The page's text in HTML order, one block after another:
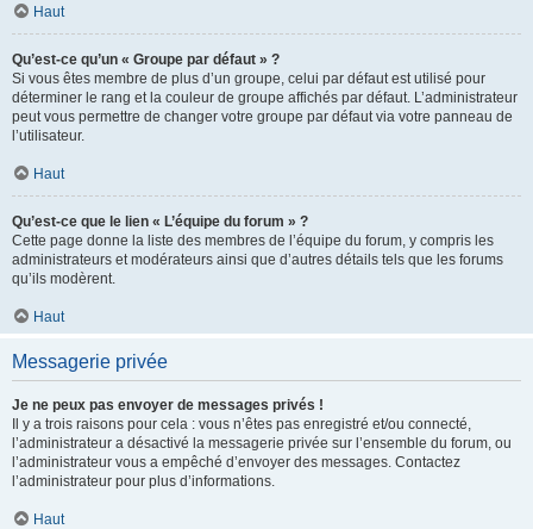
Haut
Qu’est-ce qu’un « Groupe par défaut » ?
Si vous êtes membre de plus d’un groupe, celui par défaut est utilisé pour
déterminer le rang et la couleur de groupe affichés par défaut. L’administrateur
peut vous permettre de changer votre groupe par défaut via votre panneau de
l’utilisateur.
Haut
Qu’est-ce que le lien « L’équipe du forum » ?
Cette page donne la liste des membres de l’équipe du forum, y compris les
administrateurs et modérateurs ainsi que d’autres détails tels que les forums
qu’ils modèrent.
Haut
Messagerie privée
Je ne peux pas envoyer de messages privés !
Il y a trois raisons pour cela : vous n’êtes pas enregistré et/ou connecté,
l’administrateur a désactivé la messagerie privée sur l’ensemble du forum, ou
l’administrateur vous a empêché d’envoyer des messages. Contactez
l’administrateur pour plus d’informations.
Haut